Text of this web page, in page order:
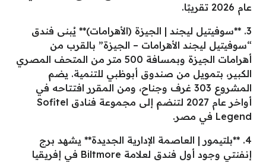
عام 2026 تقريبًا.
3. **سوفيتيل ليجند | الجيزة (الأهرامات)** يُبنى فندق
“سوفيتيل ليجند الأهرامات – الجيزة” بالقرب من
أهرامات الجيزة وبمسافة 500 متر من المتحف المصري
الكبير، بتمويل من صندوق أبوظبي للتنمية. يضم
المشروع 303 غرف وجناح، ومن المقرر افتتاحه في
أواخر عام 2027 لتنضم إلى مجموعة فنادق Sofitel
Legend في مصر.
4. **بلتيمور | العاصمة الإدارية الجديدة** يشهد برج
إنفنتي وجود أول فندق لعلامة Biltmore في إفريقيا